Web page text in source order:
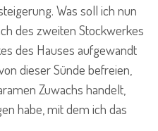
Was soll ich nun
des zweiten Stockwerkes
des Hauses aufgewandt
dieser Sünde befreien,
Zuwachs handelt,
habe, mit dem ich das